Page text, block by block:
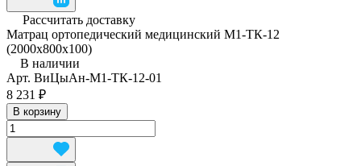
Рассчитать доставку
Матрац ортопедический медицинский М1-ТК-12
(2000х800х100)
В наличии
Арт. ВиЦыАн-М1-ТК-12-01
8 231 ₽
В корзину